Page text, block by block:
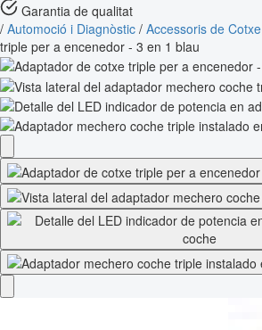
Garantia de qualitat
/ Automoció i Diagnòstic / Accessoris de Cotxe
triple per a encenedor - 3 en 1 blau